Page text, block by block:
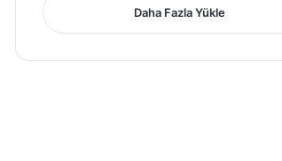
Daha Fazla Yükle